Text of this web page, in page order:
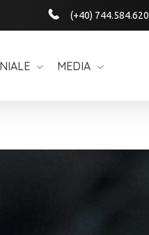
(+40) 744.584.620
MEDIA